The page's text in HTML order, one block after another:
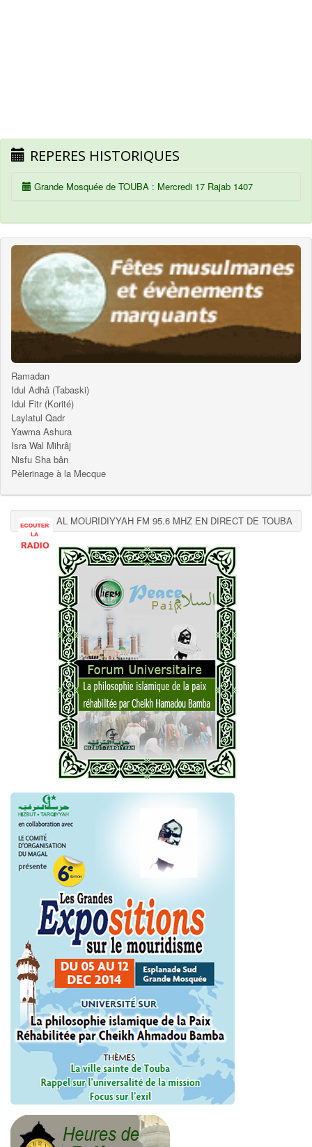
REPERES HISTORIQUES
Grande Mosquée de TOUBA : Mercredi 17 Rajab 1407
Ramadan
Idul Adhâ (Tabaski)
Idul Fitr (Korité)
Laylatul Qadr
Yawma Ashura
Isra Wal Mihrâj
Nisfu Sha bân
Pèlerinage à la Mecque
AL MOURIDIYYAH FM 95.6 MHZ EN DIRECT DE TOUBA